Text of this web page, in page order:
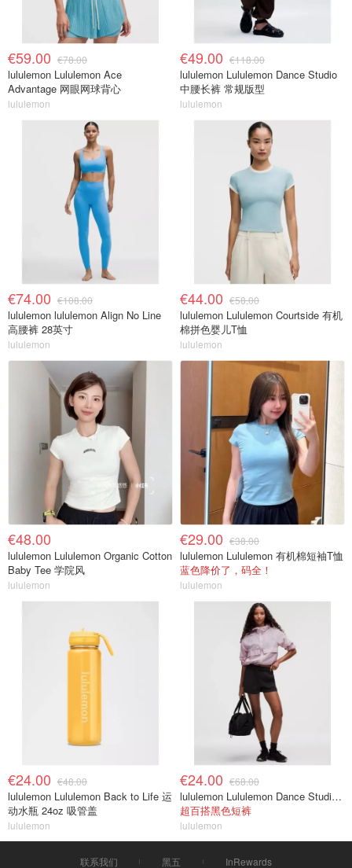
€59.00 €78.00
lululemon Lululemon Ace
Advantage 网眼网球背心
lululemon
€49.00 €118.00
lululemon Lululemon Dance Studio
中腰长裤 常规版型
lululemon
€74.00 €108.00
lululemon lululemon Align No Line
高腰裤 28英寸
lululemon
€44.00 €58.00
lululemon Lululemon Courtside 有机
棉拼色婴儿T恤
lululemon
€48.00
lululemon Lululemon Organic Cotton
Baby Tee 学院风
lululemon
€29.00 €38.00
lululemon Lululemon 有机棉短袖T恤
蓝色降价了，码全！
lululemon
€24.00 €48.00
lululemon Lululemon Back to Life 运
动水瓶 24oz 吸管盖
lululemon
€24.00 €68.00
lululemon Lululemon Dance Studio 高腰短裤 3.5英寸
超百搭黑色短裤
lululemon
联系我们 黑五 InRewards